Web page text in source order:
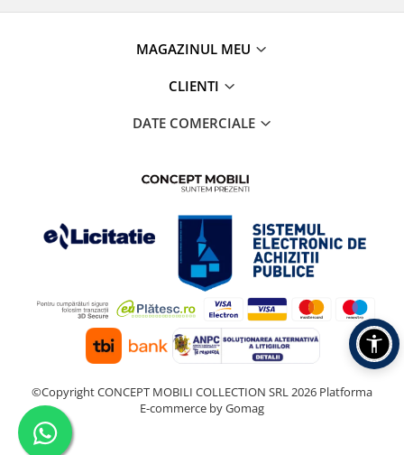
MAGAZINUL MEU
CLIENTI
DATE COMERCIALE
©Copyright CONCEPT MOBILI COLLECTION SRL 2026 Platforma
E-commerce by Gomag